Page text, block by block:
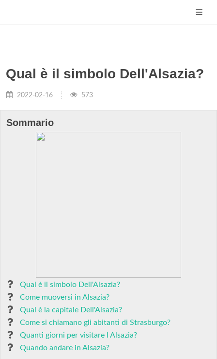
Qual è il simbolo Dell'Alsazia?
2022-02-16 573
Sommario
Qual è il simbolo Dell'Alsazia?
Come muoversi in Alsazia?
Qual è la capitale Dell'Alsazia?
Come si chiamano gli abitanti di Strasburgo?
Quanti giorni per visitare l Alsazia?
Quando andare in Alsazia?